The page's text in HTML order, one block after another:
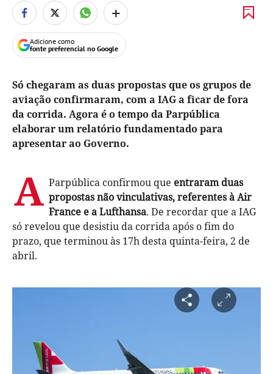
+
Adicione como
fonte preferencial no Google
Só chegaram as duas propostas que os grupos de
aviação confirmaram, com a IAG a ficar de fora
da corrida. Agora é o tempo da Parpública
elaborar um relatório fundamentado para
apresentar ao Governo.
A Parpública confirmou que entraram duas
propostas não vinculativas, referentes à Air
France e a Lufthansa. De recordar que a IAG
só revelou que desistiu da corrida após o fim do
prazo, que terminou às 17h desta quinta-feira, 2 de
abril.